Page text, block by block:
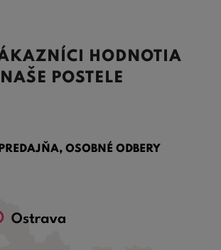
HODNOTIA
NAŠE POSTELE
PREDAJŇA, OSOBNÉ ODBERY